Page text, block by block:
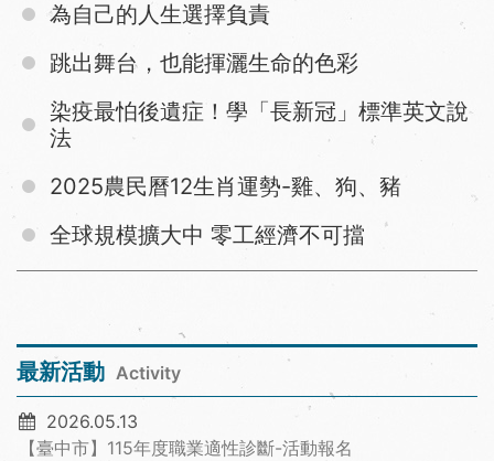
為自己的人生選擇負責
跳出舞台，也能揮灑生命的色彩
染疫最怕後遺症！學「長新冠」標準英文說
法
2025農民曆12生肖運勢-雞、狗、豬
全球規模擴大中 零工經濟不可擋
最新活動 Activity
2026.05.13
【臺中市】115年度職業適性診斷-活動報名